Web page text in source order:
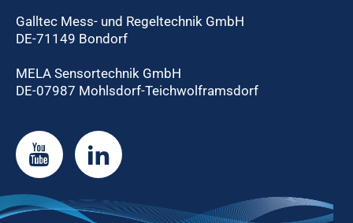
Galltec Mess- und Regeltechnik GmbH
DE-71149 Bondorf
MELA Sensortechnik GmbH
DE-07987 Mohlsdorf-Teichwolframsdorf